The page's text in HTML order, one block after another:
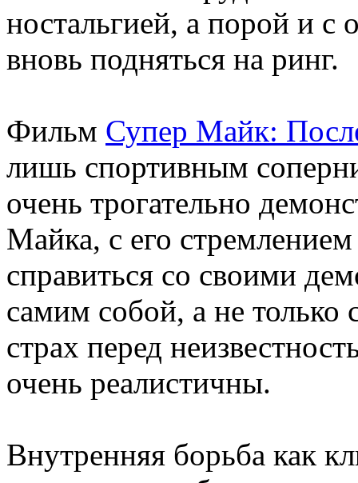
ностальгией, а порой и с
вновь подняться на ринг.
Фильм Супер Майк:
лишь спортивным
очень трогательно
Майка, с его
справиться со своими
самим собой, а не
страх перед
очень реалистичны.
Внутренняя борьба как